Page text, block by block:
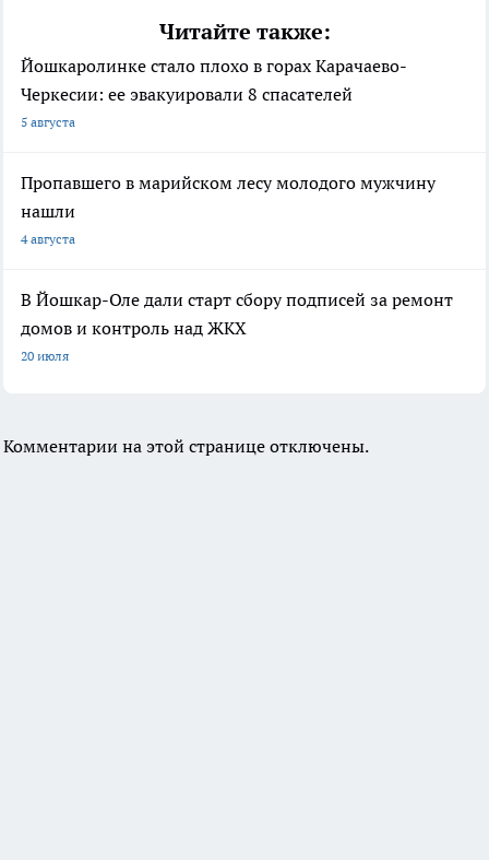
Читайте также:
Йошкаролинке стало плохо в горах Карачаево-
Черкесии: ее эвакуировали 8 спасателей
5 августа
Пропавшего в марийском лесу молодого мужчину
нашли
4 августа
В Йошкар-Оле дали старт сбору подписей за ремонт
домов и контроль над ЖКХ
20 июля
Комментарии на этой странице отключены.